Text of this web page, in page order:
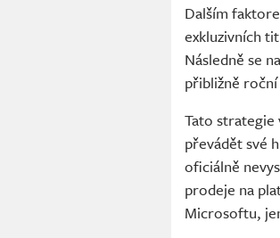
Dalším
exkluzivních
Následně se
přibližně
Tato strategie
převádět své
oficiálně
prodeje na
Microsoftu,